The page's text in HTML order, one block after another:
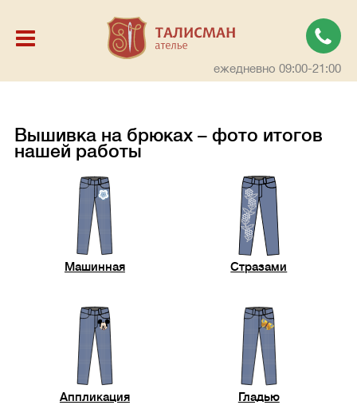
ежедневно 09:00-21:00
Вышивка на брюках – фото итогов
нашей работы
Машинная Стразами
Аппликация Гладью